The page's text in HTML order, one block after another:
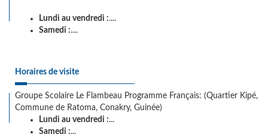
Lundi au vendredi :....
Samedi :....
Horaires de visite
Groupe Scolaire Le Flambeau Programme Français: (Quartier Kipé,
Commune de Ratoma, Conakry, Guinée)
Lundi au vendredi :...
Samedi :...